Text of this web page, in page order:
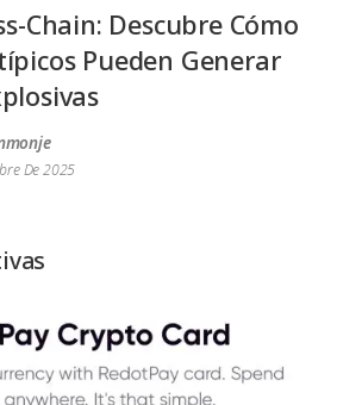
Chain: Descubre Cómo
Pueden Generar
De 2025